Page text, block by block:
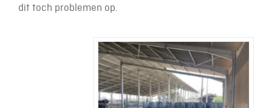
dit toch problemen op.